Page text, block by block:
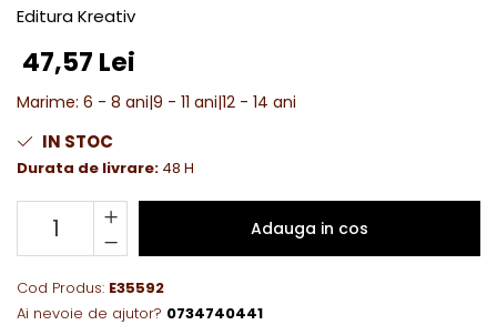
Editura Kreativ
47,57 Lei
Marime: 6 - 8 ani|9 - 11 ani|12 - 14 ani
IN STOC
Durata de livrare: 48 H
Adauga in cos
Cod Produs: E35592
Ai nevoie de ajutor? 0734740441